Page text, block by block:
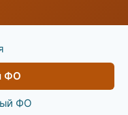
ФО
ФО